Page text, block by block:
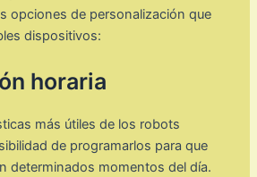
opciones de personalización que
dispositivos:
horaria
más útiles de los robots
de programarlos para que
determinados momentos del día.